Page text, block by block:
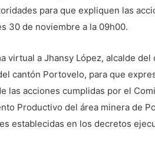
para que expliquen las
30 de noviembre a la 09h00.
virtual a Jhansy López, alcalde del
cantón Portovelo, para que
las acciones cumplidas por el
Productivo del área minera de
establecidas en los decretos